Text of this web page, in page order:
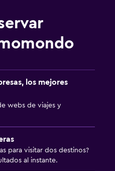
los mejores
webs de viajes y
para visitar dos destinos?
al instante.